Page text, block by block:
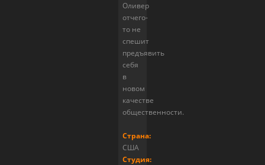
Оливер
отчего-
то не
спешит
предъявить
себя
в
новом
качестве
общественности.
Страна:
США
Студия: